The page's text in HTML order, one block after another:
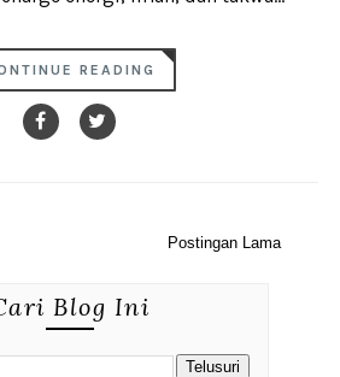
READING
Postingan Lama
Blog Ini